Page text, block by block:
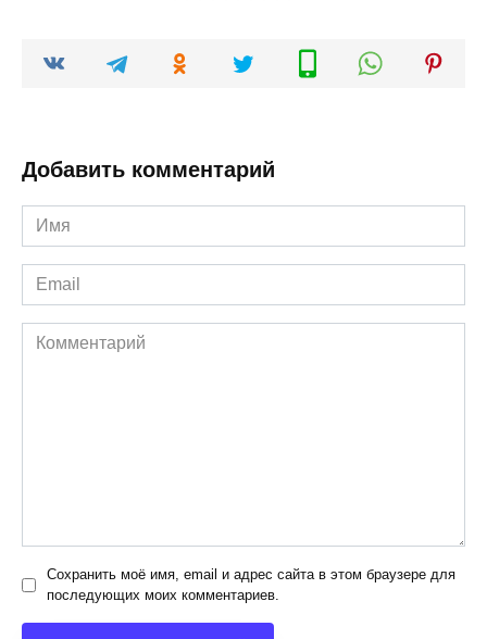
Добавить комментарий
Имя
*
Email
*
Комментарий
Сохранить моё имя, email и адрес сайта в этом браузере для
последующих моих комментариев.